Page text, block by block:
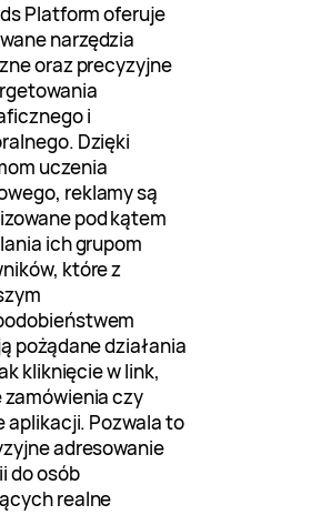
Platform oferuje
narzędzia
oraz precyzyjne
i
Dzięki
uczenia
reklamy są
pod kątem
ich grupom
które z
pożądane działania
kliknięcie w link,
zamówienia czy
aplikacji. Pozwala to
adresowanie
do osób
realne